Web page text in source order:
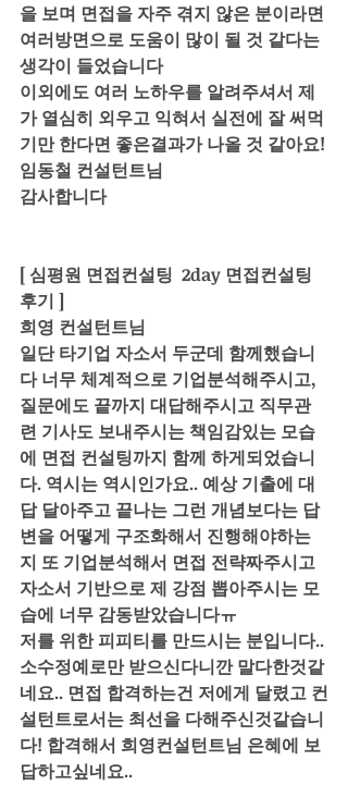
을 보며 면접을 자주 겪지 않은 분이라면
여러방면으로 도움이 많이 될 것 같다는
생각이 들었습니다
이외에도 여러 노하우를 알려주셔서 제
가 열심히 외우고 익혀서 실전에 잘 써먹
기만 한다면 좋은결과가 나올 것 같아요!
임동철 컨설턴트님
감사합니다
[ 심평원 면접컨설팅  2day 면접컨설팅
후기 ]
희영 컨설턴트님
일단 타기업 자소서 두군데 함께했습니
다 너무 체계적으로 기업분석해주시고,
질문에도 끝까지 대답해주시고 직무관
련 기사도 보내주시는 책임감있는 모습
에 면접 컨설팅까지 함께 하게되었습니
다. 역시는 역시인가요.. 예상 기출에 대
답 달아주고 끝나는 그런 개념보다는 답
변을 어떻게 구조화해서 진행해야하는
지 또 기업분석해서 면접 전략짜주시고
자소서 기반으로 제 강점 뽑아주시는 모
습에 너무 감동받았습니다ㅠ
저를 위한 피피티를 만드시는 분입니다..
소수정예로만 받으신다니깐 말다한것같
네요.. 면접 합격하는건 저에게 달렸고 컨
설턴트로서는 최선을 다해주신것같습니
다! 합격해서 희영컨설턴트님 은혜에 보
답하고싶네요..